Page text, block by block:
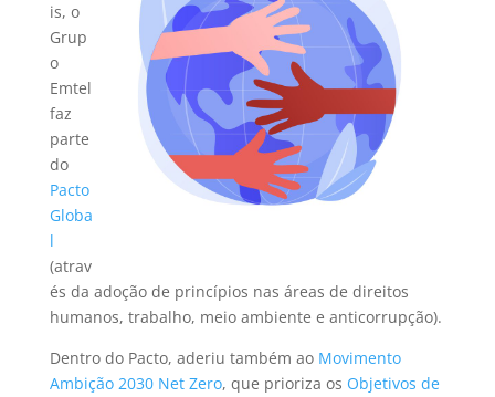
is, o
Grup
o
Emtel
faz
parte
do
Pacto
Globa
l
(atrav
és da adoção de princípios nas áreas de direitos
humanos, trabalho, meio ambiente e anticorrupção).
Dentro do Pacto, aderiu também ao Movimento
Ambição 2030 Net Zero, que prioriza os Objetivos de